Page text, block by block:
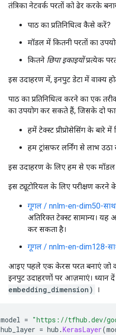
तंत्रिका नेटवर्क परतों को ढेर करके
पाठ का प्रतिनिधित्व कैसे करें?
मॉडल में कितनी परतों का
कितने छिपा इकाइयोंप्रत्येक
इस उदाहरण में, इनपुट डेटा में वाक्य
पाठ का प्रतिनिधित्व करने का एक
का उपयोग कर सकते हैं, जिसके दो
हमें टेक्स्ट प्रीप्रोसेसिंग के बारे
हम ट्रांसफर लर्निंग से लाभ
इस उदाहरण के लिए हम से एक मॉडल
इस ट्यूटोरियल के लिए परीक्षण करने
गूगल / nnlm-en-dim50-
अतिरिक्त टेक्स्ट सामान्य।
कर सकता है।
गूगल / nnlm-en-dim128-
आइए पहले एक केरस परत बनाएं जो
इनपुट उदाहरणों पर आज़माएं। ध्यान
embedding_dimension)
।
model = "https://tfhub.dev/
hub_layer = hub .KerasLayer(